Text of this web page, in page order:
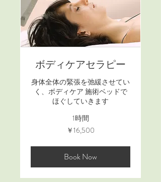
ボディケアセラピー
身体全体の緊張を弛緩させてい
く、ボディケア 施術ベッドで
ほぐしていきます
1時間
￥16,500
Book Now